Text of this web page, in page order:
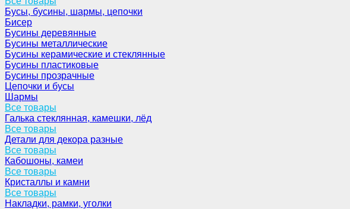
Бусы, бусины, шармы, цепочки
Бисер
Бусины деревянные
Бусины металлические
Бусины керамические и стеклянные
Бусины пластиковые
Бусины прозрачные
Цепочки и бусы
Шармы
Все товары
Галька стеклянная, камешки, лёд
Все товары
Детали для декора разные
Все товары
Кабошоны, камеи
Все товары
Кристаллы и камни
Все товары
Накладки, рамки, уголки